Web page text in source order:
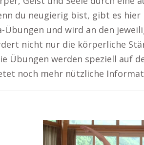
du neugierig bist, gibt es hier
Übungen und wird an den
nicht nur die körperliche
Übungen werden speziell auf
noch mehr nützliche